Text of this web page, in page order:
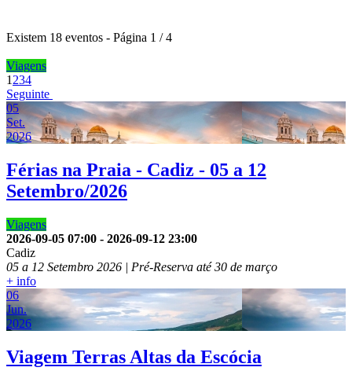
Existem 18 eventos - Página 1 / 4
Viagens
1 234
Seguinte
05
Set.
2026
Férias na Praia - Cadiz - 05 a 12
Setembro/2026
Viagens
2026-09-05 07:00 - 2026-09-12 23:00
Cadiz
05 a 12 Setembro 2026 | Pré-Reserva até 30 de março
+ info
06
Jun.
2026
Viagem Terras Altas da Escócia